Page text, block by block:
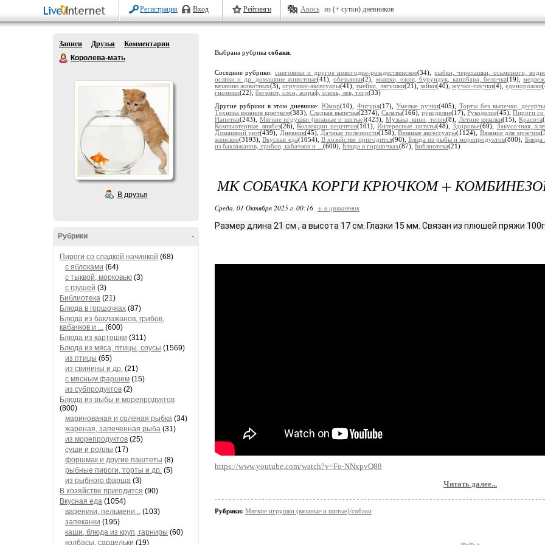
Регистрация Вход Рейтинги Авось из (+ сутки) дневников
Записи Друзья
Комментарии
Королева-мать
В друзья
-
Рубрики
Пироги со сладкой начинкой (68)
с яблоками (64)
с тыквой, морковью (3)
с грушей (3)
Библиотека (21)
Блюда в горшочках (87)
Блюда из баклажанов, грибов,
кабачков и ... (600)
Блюда из картошки (311)
Блюда из мяса, птицы, соусы (1569)
из птицы (65)
из свинины и др. (21)
с мясным фаршем (15)
из субпродуктов (2)
Блюда из рыбы и морепродуктов
(800)
маринованая и соленая рыбка (34)
жареная, запеченная рыба (31)
из морепродуктов (25)
суши и роллы (17)
форшмак и другие паштеты (8)
рыбные пироги, торты и др. (5)
из рыбного фарша (3)
В хозяйстве пригодится (90)
Вкусная еда (1054)
вареники, пельмени... (103)
запеканки (195)
каши, блюда из круп, гарниры (60)
колбасы, сардельки (19)
Выбрана рубрика собаки
Соседние рубрики: снеговики и другое новогодне-рождественское(34), рыбки, черепашки, осьминоги,
ослики и др. домашние животные(41),обезьянки(2), мышки, ежик, бурундук, капибара, белочка(19),
вязанию животных(3),игрушки-аксесуары(41),змейки, лягушки(21), зайки(40), жучки-паучки(4),единорожки
гномики(22), бегемот, слон, жираф, олень, лев, тигр(33)
Другие рубрики в этом дневнике: Юмор(10), Фигура(17),Умелые ручки(405),Торты без выпечки,
Техника вязания крючком(383), Сладкая выпечка(2374), Салаты(166), рукоделие(17), Рукоделие(45), Пироги со
Напитки(243), Мягкие игрушки (вязаные и шитые)(423), Музыка, кино, телик(8), Летние вязалки(15), Красота
Компьютерные ликбез(26),Коллекции рецептов(101),Интересные цитаты(48),Здоровье(69), Закусочная,
Домашний уют(439), Дневник(45), Дачные полезности(158),Вязаные аксессуары(1124), Вязание для мужчин
женские(3193),Вкусная еда(1054), В хозяйстве пригодится(90), Блюда из рыбы и морепродуктов(800), Блюда
из баклажанов, грибов, кабачков и ... (600), Блюда в горшочках(87), Библиотека(21)
МК СОБАЧКА КОРГИ КРЮЧКОМ +
Среда, 01 Октября 2025 г. 00:16 + в цитатник
Размер длина 21 см , а высота 17 см. Глазки 15 мм. Связан из плюшей пряжи
https://www.youtube.com/watch?v=Fo-NNxpvQ88
Читать далее...
Рубрики: Мягкие игрушки (вязаные и шитые)/собаки